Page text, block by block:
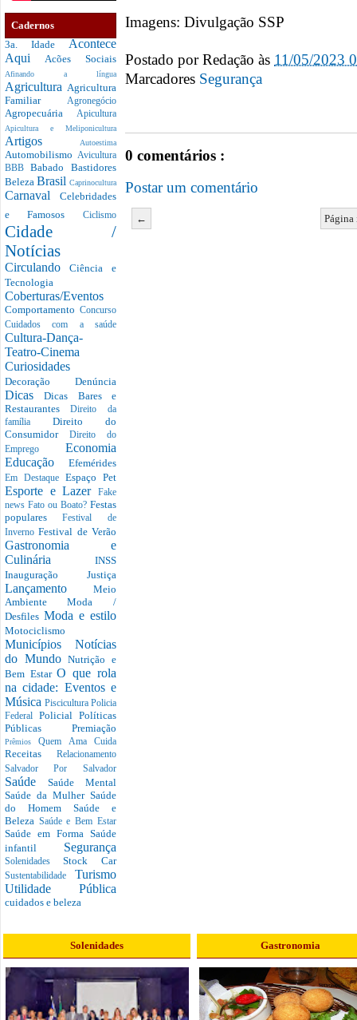
Cadernos
3a. Idade Acontece
Aqui Acões Sociais
Afinando a língua
Agricultura Agricultura
Familiar Agronegócio
Agropecuária Apicultura
Apicultura e Meliponicultura
Artigos Autoestima
Automobilismo Avicultura
BBBBabado Bastidores
Beleza Brasil Caprinocultura
Carnaval Celebridades
e Famosos Ciclismo
Cidade /
Notícias
CirculandoCiência e
Tecnologia
Coberturas/Eventos
Comportamento Concurso
Cuidados com a saúde
Cultura-Dança-
Teatro-Cinema
Curiosidades
Decoração Denúncia
DicasDicas Bares e
RestaurantesDireito da
família Direito do
Consumidor Direito do
Emprego Economia
Educação Efemérides
Em Destaque Espaço Pet
Esporte e Lazer
Fake
news Fato ou Boato? Festas
popularesFestival de
InvernoFestival de Verão
Gastronomia e
Culinária INSS
Inauguração Justiça
Lançamento Meio
AmbienteModa /
Desfiles Moda e estilo
Motociclismo
Municípios Notícias
do MundoNutrição e
Bem EstarO que rola
na cidade: Eventos e
Música Piscicultura Policia
Federal Policial Políticas
Públicas Premiação
PrêmiosQuem Ama Cuida
Receitas Relacionamento
Salvador Por Salvador
Saúde Saúde Mental
Saúde da Mulher Saúde
do Homem Saúde e
Beleza Saúde e Bem Estar
Saúde em Forma Saúde
infantil Segurança
SolenidadesStock Car
Sustentabilidade Turismo
Utilidade Pública
cuidados e beleza
Imagens: Divulgação SSP
Postado porRedação às 11/05/2023
Marcadores Segurança
0 comentários :
Postar um comentário
←
Solenidades Gastronomia